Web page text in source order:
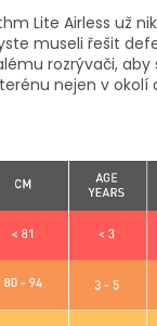
Lite Airless už
museli řešit
rozrývači, aby
nejen v okolí